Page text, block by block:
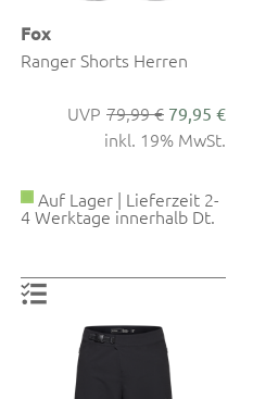
Fox
Ranger Shorts Herren
79,99 € 79,95 €
inkl. 19% MwSt.
Auf Lager | Lieferzeit 2-
4 Werktage innerhalb Dt.